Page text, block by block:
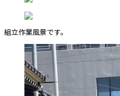
組立作業風景です。